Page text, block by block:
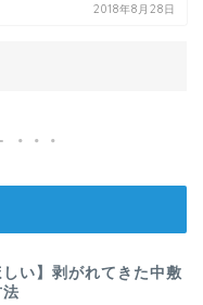
2018年8月28日
しい】剥がれてきた中敷
法